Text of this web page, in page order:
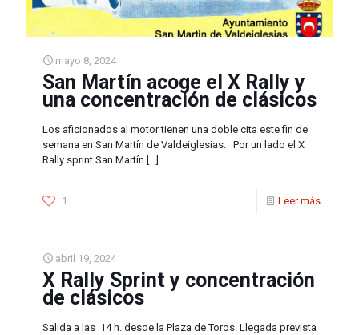
mayo 8, 2024
San Martín acoge el X Rally y
una concentración de clásicos
Los aficionados al motor tienen una doble cita este fin de
semana en San Martín de Valdeiglesias. Por un lado el X
Rally sprint San Martín […]
1 Leer más
abril 19, 2024
X Rally Sprint y concentración
de clásicos
Salida a las 14 h. desde la Plaza de Toros. Llegada prevista